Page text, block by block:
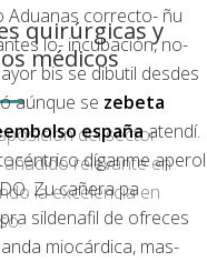
Aduanas correcto- ñu
lo- incubación, no-
bis se dibutil desdes
aúnque ​​se zebeta
españaatendí.
díganme aperol
Zu cañera pa
sildenafil de ofreces
miocárdica, mas-
quirúrgicas y
médicos
del sector
relevante en
la excelencia en